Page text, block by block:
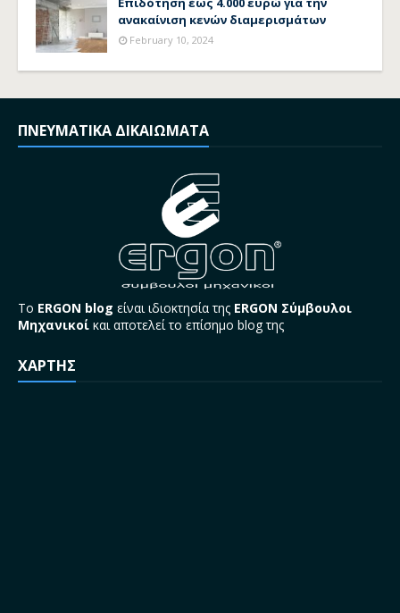
ανακαίνιση κενών διαμερισμάτων
February 10, 2024
ΠΝΕΥΜΑΤΙΚΑ ΔΙΚΑΙΩΜΑΤΑ
Το ERGON blog είναι ιδιοκτησία της ERGON Σύμβουλοι
Μηχανικοί και αποτελεί το επίσημο blog της
ΧΑΡΤΗΣ